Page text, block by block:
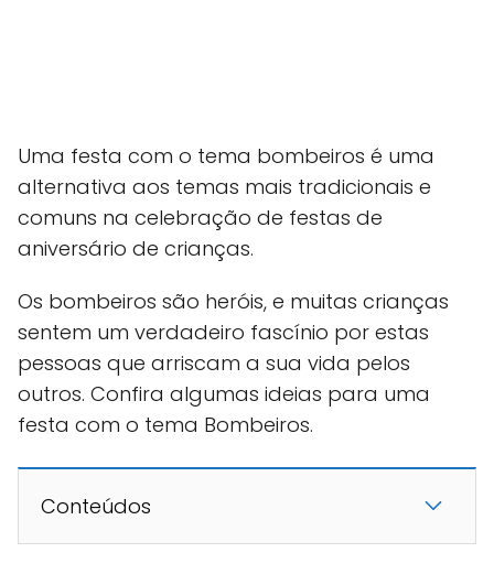
Uma festa com o tema bombeiros é uma
alternativa aos temas mais tradicionais e
comuns na celebração de festas de
aniversário de crianças.
Os bombeiros são heróis, e muitas crianças
sentem um verdadeiro fascínio por estas
pessoas que arriscam a sua vida pelos
outros. Confira algumas ideias para uma
festa com o tema Bombeiros.
Conteúdos